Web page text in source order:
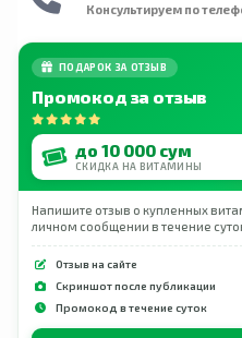
Консультируем по
ПОДАРОК ЗА ОТЗЫВ
Промокод за отзыв
до 10 000 сум
СКИДКА НА ВИТАМИНЫ
Напишите отзыв о купленных
личном сообщении в течение
Отзыв на сайте
Скриншот после публикации
Промокод в течение суток